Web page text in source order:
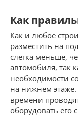
Как
Как и любое
разместить на
слегка меньше,
автомобиля, так
необходимости
на нижнем
времени
оборудовать его